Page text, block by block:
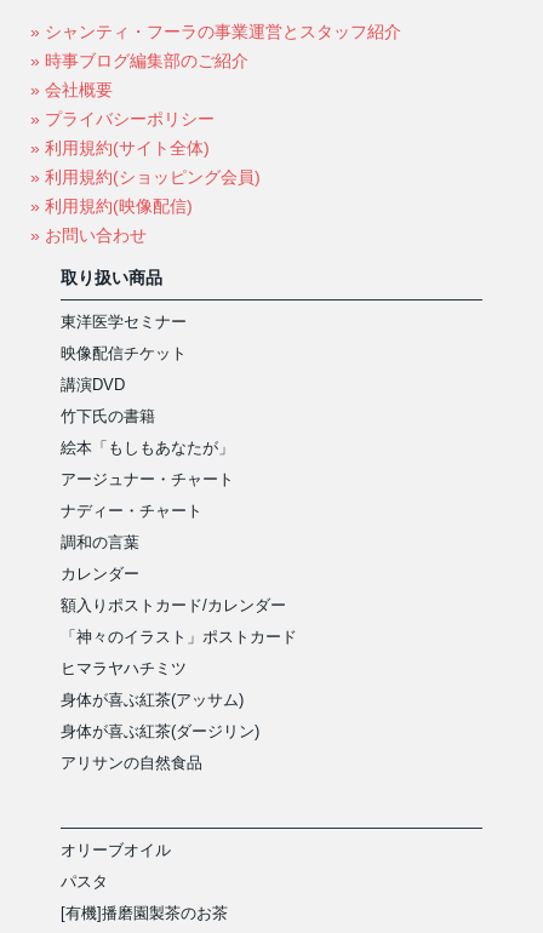
» シャンティ・フーラの事業運営とスタッフ紹介
» 時事ブログ編集部のご紹介
» 会社概要
» プライバシーポリシー
» 利用規約(サイト全体)
» 利用規約(ショッピング会員)
» 利用規約(映像配信)
» お問い合わせ
取り扱い商品
東洋医学セミナー
映像配信チケット
講演DVD
竹下氏の書籍
絵本「もしもあなたが」
アージュナー・チャート
ナディー・チャート
調和の言葉
カレンダー
額入りポストカード/カレンダー
「神々のイラスト」ポストカード
ヒマラヤハチミツ
身体が喜ぶ紅茶(アッサム)
身体が喜ぶ紅茶(ダージリン)
アリサンの自然食品
オリーブオイル
パスタ
[有機]播磨園製茶のお茶